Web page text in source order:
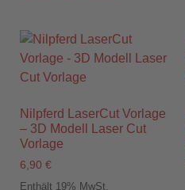
Nilpferd LaserCut Vorlage
– 3D Modell Laser Cut
Vorlage
6,90 €
Enthält 19% MwSt.